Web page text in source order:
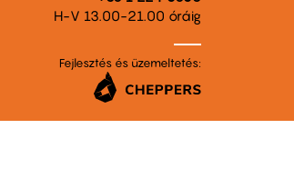
H-V 13.00-21.00 óráig
Fejlesztés és üzemeltetés: